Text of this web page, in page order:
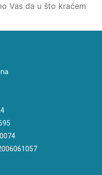
Vas da u što kraćem